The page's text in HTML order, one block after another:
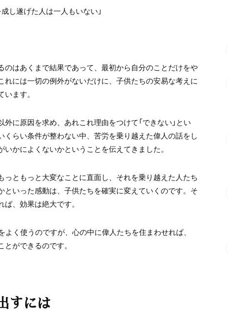
し遂げた人は一人もいない」
のはあくまで結果であって、最初から自分のことだけをや
れには一切の例外がないだけに、子供たちの安易な考えに
ます。
に原因を求め、あれこれ理由をつけて「できない」とい
らい条件が整わない中、苦労を乗り越えた偉人の話をし
かによくないかということを伝えてきました。
ともっと大変なことに直面し、それを乗り越えた人たち
いった感動は、子供たちを確実に変えていくのです。そ
、効果は絶大です。
よく使うのですが、心の中に偉人たちを住まわせれば、
ができるのです。
すには